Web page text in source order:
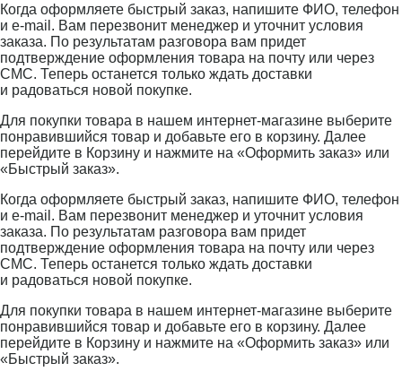
Когда оформляете быстрый заказ, напишите ФИО, телефон
и e-mail. Вам перезвонит менеджер и уточнит условия
заказа. По результатам разговора вам придет
подтверждение оформления товара на почту или через
СМС. Теперь останется только ждать доставки
и радоваться новой покупке.
Для покупки товара в нашем интернет-магазине выберите
понравившийся товар и добавьте его в корзину. Далее
перейдите в Корзину и нажмите на «Оформить заказ» или
«Быстрый заказ».
Когда оформляете быстрый заказ, напишите ФИО, телефон
и e-mail. Вам перезвонит менеджер и уточнит условия
заказа. По результатам разговора вам придет
подтверждение оформления товара на почту или через
СМС. Теперь останется только ждать доставки
и радоваться новой покупке.
Для покупки товара в нашем интернет-магазине выберите
понравившийся товар и добавьте его в корзину. Далее
перейдите в Корзину и нажмите на «Оформить заказ» или
«Быстрый заказ».